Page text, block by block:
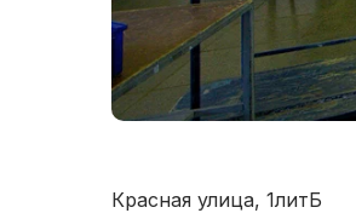
Красная улица, 1литБ